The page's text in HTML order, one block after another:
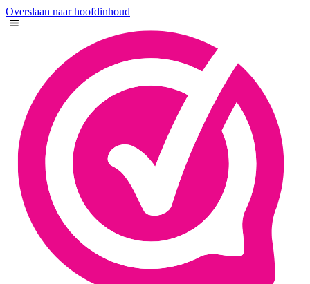
Overslaan naar hoofdinhoud